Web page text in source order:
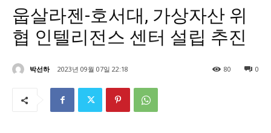
웁살라젠-호서대, 가상자산 위
협 인텔리전스 센터 설립 추진
박선하 2023년 09월 07일 22:18 0
80